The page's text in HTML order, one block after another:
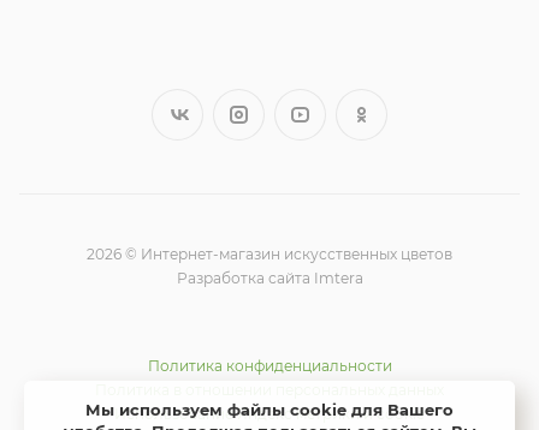
2026 © Интернет-магазин искусственных цветов
Разработка сайта Imtera
Политика конфиденциальности
Использование Яндекс метрики и cookie
Мы используем файлы cookie для Вашего